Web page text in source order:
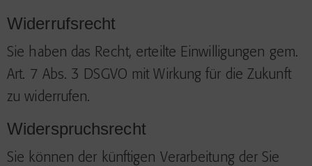
Widerrufsrecht
Sie haben das Recht, erteilte Einwilligungen gem.
Art. 7 Abs. 3 DSGVO mit Wirkung für die Zukunft
zu widerrufen.
Widerspruchsrecht
Sie können der künftigen Verarbeitung der Sie